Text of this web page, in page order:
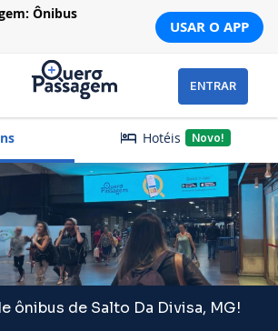
Ônibus
USAR O APP
ENTRAR
Hotéis Novo!
ônibus de Salto Da Divisa, MG!